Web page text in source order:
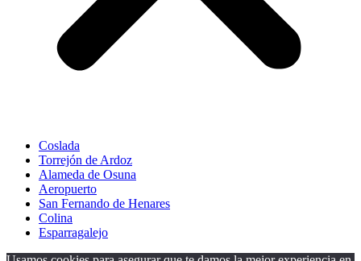
Coslada
Torrejón de Ardoz
Alameda de Osuna
Aeropuerto
San Fernando de Henares
Colina
Esparragalejo